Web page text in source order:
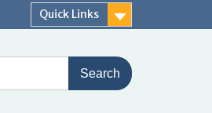
Quick Links